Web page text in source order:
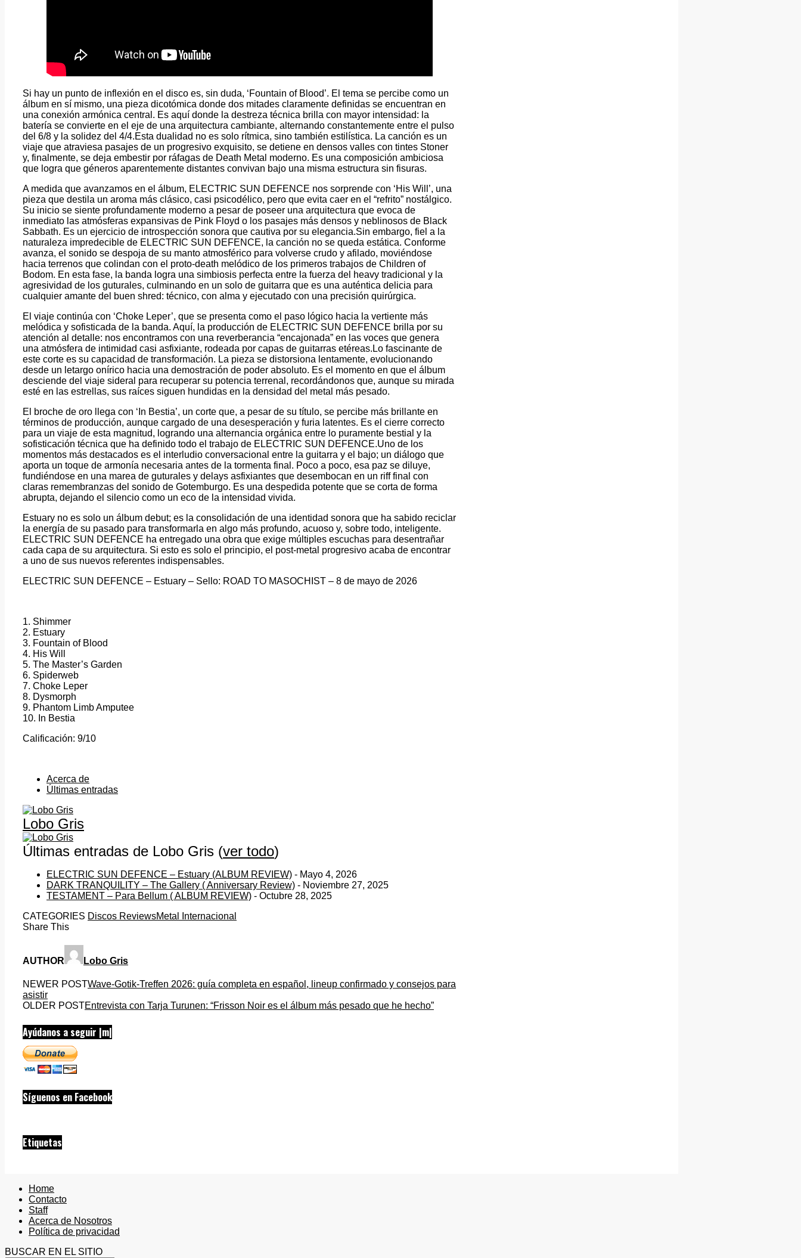
Si hay un punto de inflexión en el disco es, sin duda, ‘Fountain of Blood’. El tema se percibe como un
álbum en sí mismo, una pieza dicotómica donde dos mitades claramente definidas se encuentran en
una conexión armónica central. Es aquí donde la destreza técnica brilla con mayor intensidad: la
batería se convierte en el eje de una arquitectura cambiante, alternando constantemente entre el pulso
del 6/8 y la solidez del 4/4.Esta dualidad no es solo rítmica, sino también estilística. La canción es un
viaje que atraviesa pasajes de un progresivo exquisito, se detiene en densos valles con tintes Stoner
y, finalmente, se deja embestir por ráfagas de Death Metal moderno. Es una composición ambiciosa
que logra que géneros aparentemente distantes convivan bajo una misma estructura sin fisuras.
A medida que avanzamos en el álbum, ELECTRIC SUN DEFENCE nos sorprende con ‘His Will’, una
pieza que destila un aroma más clásico, casi psicodélico, pero que evita caer en el “refrito” nostálgico.
Su inicio se siente profundamente moderno a pesar de poseer una arquitectura que evoca de
inmediato las atmósferas expansivas de Pink Floyd o los pasajes más densos y neblinosos de Black
Sabbath. Es un ejercicio de introspección sonora que cautiva por su elegancia.Sin embargo, fiel a la
naturaleza impredecible de ELECTRIC SUN DEFENCE, la canción no se queda estática. Conforme
avanza, el sonido se despoja de su manto atmosférico para volverse crudo y afilado, moviéndose
hacia terrenos que colindan con el proto-death melódico de los primeros trabajos de Children of
Bodom. En esta fase, la banda logra una simbiosis perfecta entre la fuerza del heavy tradicional y la
agresividad de los guturales, culminando en un solo de guitarra que es una auténtica delicia para
cualquier amante del buen shred: técnico, con alma y ejecutado con una precisión quirúrgica.
El viaje continúa con ‘Choke Leper’, que se presenta como el paso lógico hacia la vertiente más
melódica y sofisticada de la banda. Aquí, la producción de ELECTRIC SUN DEFENCE brilla por su
atención al detalle: nos encontramos con una reverberancia “encajonada” en las voces que genera
una atmósfera de intimidad casi asfixiante, rodeada por capas de guitarras etéreas.Lo fascinante de
este corte es su capacidad de transformación. La pieza se distorsiona lentamente, evolucionando
desde un letargo onírico hacia una demostración de poder absoluto. Es el momento en que el álbum
desciende del viaje sideral para recuperar su potencia terrenal, recordándonos que, aunque su mirada
esté en las estrellas, sus raíces siguen hundidas en la densidad del metal más pesado.
El broche de oro llega con ‘In Bestia’, un corte que, a pesar de su título, se percibe más brillante en
términos de producción, aunque cargado de una desesperación y furia latentes. Es el cierre correcto
para un viaje de esta magnitud, logrando una alternancia orgánica entre lo puramente bestial y la
sofisticación técnica que ha definido todo el trabajo de ELECTRIC SUN DEFENCE.Uno de los
momentos más destacados es el interludio conversacional entre la guitarra y el bajo; un diálogo que
aporta un toque de armonía necesaria antes de la tormenta final. Poco a poco, esa paz se diluye,
fundiéndose en una marea de guturales y delays asfixiantes que desembocan en un riff final con
claras remembranzas del sonido de Gotemburgo. Es una despedida potente que se corta de forma
abrupta, dejando el silencio como un eco de la intensidad vivida.
Estuary no es solo un álbum debut; es la consolidación de una identidad sonora que ha sabido reciclar
la energía de su pasado para transformarla en algo más profundo, acuoso y, sobre todo, inteligente.
ELECTRIC SUN DEFENCE ha entregado una obra que exige múltiples escuchas para desentrañar
cada capa de su arquitectura. Si esto es solo el principio, el post-metal progresivo acaba de encontrar
a uno de sus nuevos referentes indispensables.
ELECTRIC SUN DEFENCE – Estuary – Sello: ROAD TO MASOCHIST – 8 de mayo de 2026
1. Shimmer
2. Estuary
3. Fountain of Blood
4. His Will
5. The Master’s Garden
6. Spiderweb
7. Choke Leper
8. Dysmorph
9. Phantom Limb Amputee
10. In Bestia
Calificación: 9/10
Acerca de
Últimas entradas
Lobo Gris
Últimas entradas de Lobo Gris (ver todo)
ELECTRIC SUN DEFENCE – Estuary (ALBUM REVIEW) - Mayo 4, 2026
DARK TRANQUILITY – The Gallery ( Anniversary Review) - Noviembre 27, 2025
TESTAMENT – Para Bellum ( ALBUM REVIEW) - Octubre 28, 2025
CATEGORIES Discos ReviewsMetal Internacional
Share This
AUTHOR Lobo Gris
NEWER POSTWave-Gotik-Treffen 2026: guía completa en español, lineup confirmado y consejos para
asistir
OLDER POSTEntrevista con Tarja Turunen: “Frisson Noir es el álbum más pesado que he hecho”
Ayúdanos a seguir |m|
Síguenos en Facebook
Etiquetas
Home
Contacto
Staff
Acerca de Nosotros
Política de privacidad
BUSCAR EN EL SITIO